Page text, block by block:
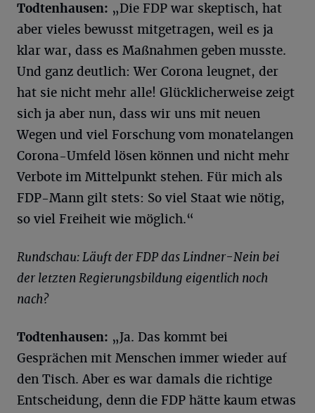
Todtenhausen: „Die FDP war skeptisch, hat
aber vieles bewusst mitgetragen, weil es ja
klar war, dass es Maßnahmen geben musste.
Und ganz deutlich: Wer Corona leugnet, der
hat sie nicht mehr alle! Glücklicherweise zeigt
sich ja aber nun, dass wir uns mit neuen
Wegen und viel Forschung vom monatelangen
Corona-Umfeld lösen können und nicht mehr
Verbote im Mittelpunkt stehen. Für mich als
FDP-Mann gilt stets: So viel Staat wie nötig,
so viel Freiheit wie möglich.“
Rundschau: Läuft der FDP das Lindner-Nein bei
der letzten Regierungsbildung eigentlich noch
nach?
Todtenhausen: „Ja. Das kommt bei
Gesprächen mit Menschen immer wieder auf
den Tisch. Aber es war damals die richtige
Entscheidung, denn die FDP hätte kaum etwas